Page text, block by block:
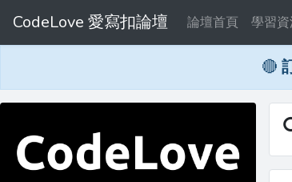
CodeLove 愛寫扣論壇 論壇首頁 學習
🔴